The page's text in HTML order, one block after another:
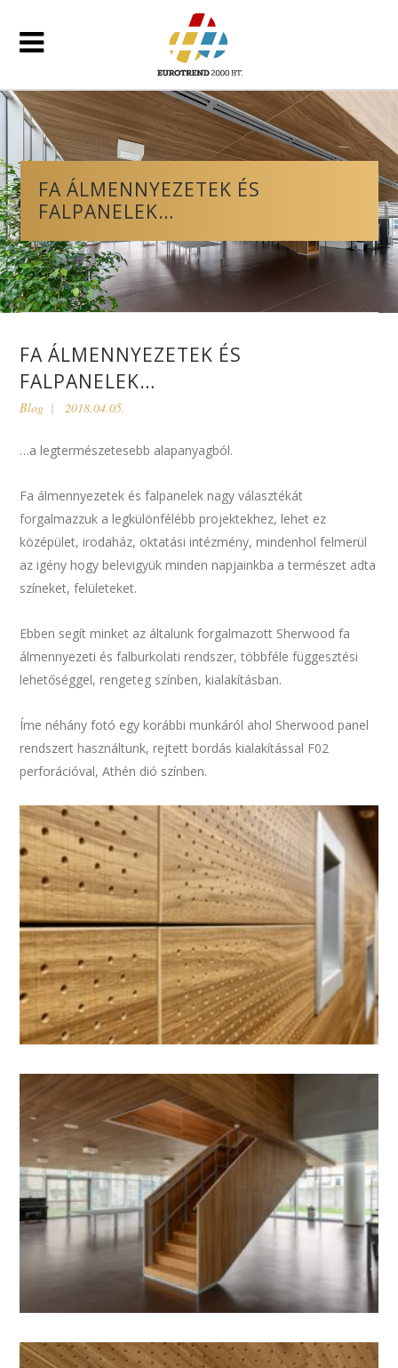
FA ÁLMENNYEZETEK ÉS
FALPANELEK…
FA ÁLMENNYEZETEK ÉS
FALPANELEK…
Blog 2018.04.05.
…a legtermészetesebb alapanyagból.
Fa álmennyezetek és falpanelek nagy választékát
forgalmazzuk a legkülönfélébb projektekhez, lehet ez
középület, irodaház, oktatási intézmény, mindenhol felmerül
az igény hogy belevigyük minden napjainkba a természet adta
színeket, felületeket.
Ebben segít minket az általunk forgalmazott Sherwood fa
álmennyezeti és falburkolati rendszer, többféle függesztési
lehetőséggel, rengeteg színben, kialakításban.
Íme néhány fotó egy korábbi munkáról ahol Sherwood panel
rendszert használtunk, rejtett bordás kialakítással F02
perforációval, Athén dió színben.